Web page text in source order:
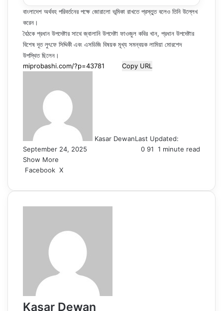
বাংলাদেশ অর্থবহ পরিবর্তনের পক্ষে জোরালো ভূমিকা রাখতে প্রস্তুত বলেও তিনি উল্লেখ
করেন।
বৈঠকে প্রধান উপদেষ্টার সাথে জ্বালানি উপদেষ্টা ফাওজুল কবির খান, প্রধান উপদেষ্টার
বিশেষ দূত লুৎফে সিদ্দিকী এবং এসডিজি বিষয়ক মূখ্য সমন্বয়ক লামিয়া মোরশেদ
উপস্থিত ছিলেন।
Copy URL
Kasar DewanLast Updated:
September 24, 2025
0 91 1 minute read
Show More
Facebook X
Email
Kasar Dewan